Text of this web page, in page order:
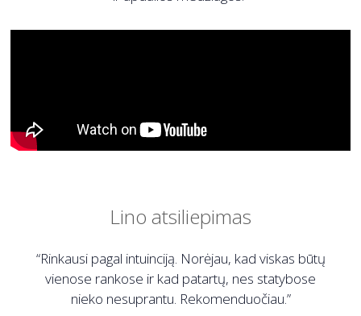
Lino atsiliepimas
“Rinkausi pagal intuinciją. Norėjau, kad viskas būtų
vienose rankose ir kad patartų, nes statybose
nieko nesuprantu. Rekomenduočiau.”